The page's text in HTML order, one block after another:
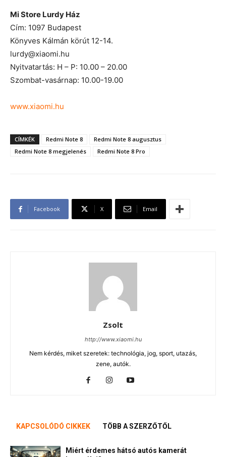
Mi Store Lurdy Ház
Cím: 1097 Budapest
Könyves Kálmán körút 12-14.
lurdy@xiaomi.hu
Nyitvatartás: H – P: 10.00 – 20.00
Szombat-vasárnap: 10.00-19.00
www.xiaomi.hu
CÍMKÉK Redmi Note 8
Redmi Note 8 augusztus
Redmi Note 8 megjelenés
Redmi Note 8 Pro
Facebook X Email
Zsolt
http://www.xiaomi.hu
Nem kérdés, miket szeretek: technológia, jog, sport, utazás,
zene, autók.
KAPCSOLÓDÓ CIKKEK TÖBB A SZERZŐTŐL
Miért érdemes hátsó autós kamerát